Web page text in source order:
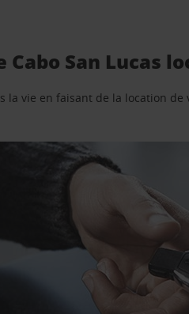
Cabo San Lucas
la vie en faisant de la location